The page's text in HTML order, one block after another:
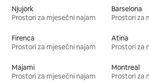
Njujork
Prostori za mjesečni najam
Barselona
Prostori za
Firenca
Prostori za mjesečni najam
Atina
Prostori za
Majami
Prostori za mjesečni najam
Montreal
Prostori za